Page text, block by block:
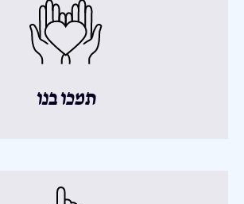
תמכו בנו